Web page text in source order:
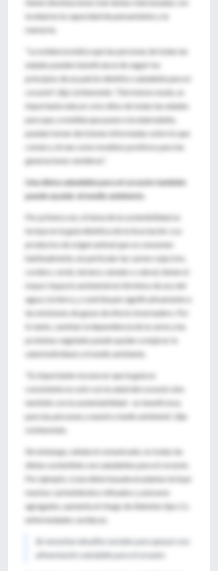
la edad en la capacidad de pensamiento y la
memoria.
"La evidencia indica que las personas de todas las
edades pueden beneficiarse de seguir los
principios de un patrón dietético saludable para el
corazón", dijo Lichtenstein. “Del mismo modo, es
importante educar a los niños de todas las edades
para que, a medida que pasen a la edad adulta,
puedan tomar decisiones informadas sobre lo que
comen y sirvan como modelos positivos para las
generaciones venideras”.
Una dieta saludable para el corazón también
puede ayudar al medio ambiente.
Por primera vez, el tema de la sostenibilidad se
incluye en la guía dietética de la Asociación. Los
productos de origen animal que se consumen
habitualmente, en particular las carnes rojas (res,
cordero, cerdo, ternera, venado o cabra), tienen el
mayor impacto ambiental en términos de uso del
agua y la tierra, y contribuyen significativamente a
las emisiones de gases de efecto invernadero. Por
lo tanto, cambiar la dependencia de la carne a las
proteínas vegetales puede ayudar a mejorar la
salud individual y el medio ambiente.
“Es importante reconocer que la guía es
consistente no solo con la salud del corazón sino
también con la sustentabilidad - es beneficiosa
para las personas y nuestro medio ambiente”, dijo
Lichtenstein.
Sin embargo, señala el comunicado, no todas las
dietas sostenibles son saludables para el corazón.
Por ejemplo, si una dieta basada en plantas incluye
muchos carbohidratos refinados y azúcares
agregados, aumenta el riesgo de diabetes tipo 2 y
enfermedades cardíacas.
Se necesitan desafíos sociales para apoyar una
alimentación saludable para el corazón.